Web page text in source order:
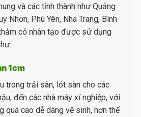
và các tỉnh thành như Quảng
Nhơn, Phú Yên, Nha Trang, Bình
cỏ nhân tạo được sử dụng
1cm
trong trải sàn, lót sàn cho các
đến các nhà máy xí nghiệp, với
quá cao dễ dàng vệ sinh, hơn thế